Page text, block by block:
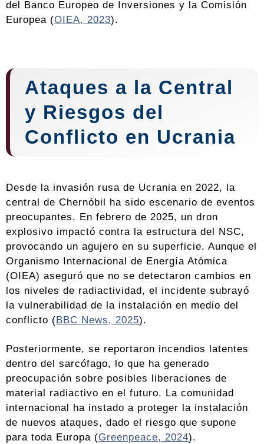
del Banco Europeo de Inversiones y la Comisión
Europea (OIEA, 2023).
Ataques a la Central
y Riesgos del
Conflicto en Ucrania
Desde la invasión rusa de Ucrania en 2022, la
central de Chernóbil ha sido escenario de eventos
preocupantes. En febrero de 2025, un dron
explosivo impactó contra la estructura del NSC,
provocando un agujero en su superficie. Aunque el
Organismo Internacional de Energía Atómica
(OIEA) aseguró que no se detectaron cambios en
los niveles de radiactividad, el incidente subrayó
la vulnerabilidad de la instalación en medio del
conflicto (BBC News, 2025).
Posteriormente, se reportaron incendios latentes
dentro del sarcófago, lo que ha generado
preocupación sobre posibles liberaciones de
material radiactivo en el futuro. La comunidad
internacional ha instado a proteger la instalación
de nuevos ataques, dado el riesgo que supone
para toda Europa (Greenpeace, 2024).